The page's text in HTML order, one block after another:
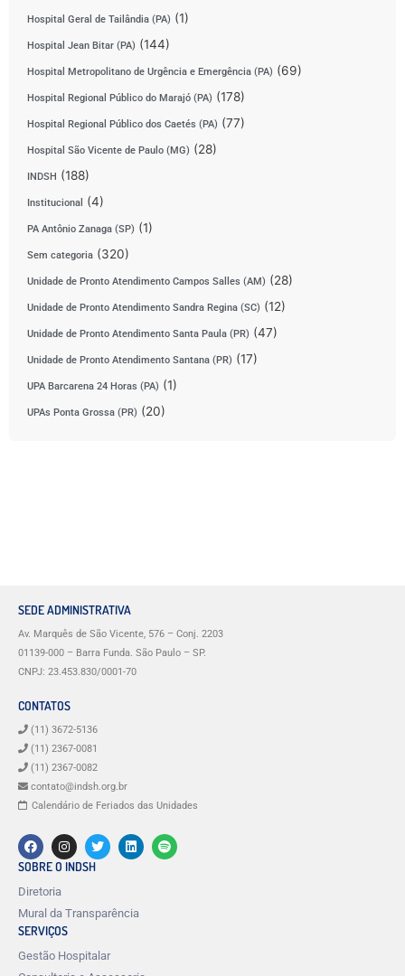
Hospital Geral de Tailândia (PA) (1)
Hospital Jean Bitar (PA) (144)
Hospital Metropolitano de Urgência e Emergência (PA) (69)
Hospital Regional Público do Marajó (PA) (178)
Hospital Regional Público dos Caetés (PA) (77)
Hospital São Vicente de Paulo (MG) (28)
INDSH (188)
Institucional (4)
PA Antônio Zanaga (SP) (1)
Sem categoria (320)
Unidade de Pronto Atendimento Campos Salles (AM) (28)
Unidade de Pronto Atendimento Sandra Regina (SC) (12)
Unidade de Pronto Atendimento Santa Paula (PR) (47)
Unidade de Pronto Atendimento Santana (PR) (17)
UPA Barcarena 24 Horas (PA) (1)
UPAs Ponta Grossa (PR) (20)
SEDE ADMINISTRATIVA
Av. Marquês de São Vicente, 576 – Conj. 2203
01139-000 – Barra Funda. São Paulo – SP.
CNPJ: 23.453.830/0001-70
CONTATOS
(11) 3672-5136
(11) 2367-0081
(11) 2367-0082
contato@indsh.org.br
Calendário de Feriados das Unidades
SOBRE O INDSH
Diretoria
Mural da Transparência
SERVIÇOS
Gestão Hospitalar